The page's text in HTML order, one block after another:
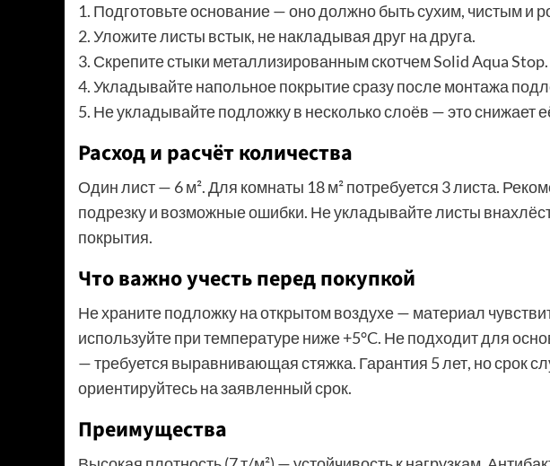
1. Подготовьте основание — оно должно быть сухим, чистым и
2. Уложите листы встык, не накладывая друг на друга.
3. Скрепите стыки металлизированным скотчем Solid Aqua Stop.
4. Укладывайте напольное покрытие сразу после монтажа
5. Не укладывайте подложку в несколько слоёв — это снижает
Расход и расчёт количества
Один лист — 6 м². Для комнаты 18 м² потребуется 3 листа.
подрезку и возможные ошибки. Не укладывайте листы
покрытия.
Что важно учесть перед покупкой
Не храните подложку на открытом воздухе — материал
используйте при температуре ниже +5°C. Не подходит для
— требуется выравнивающая стяжка. Гарантия 5 лет, но срок
ориентируйтесь на заявленный срок.
Преимущества